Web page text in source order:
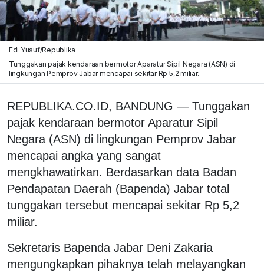
Edi Yusuf/Republika
Tunggakan pajak kendaraan bermotor Aparatur Sipil Negara (ASN) di
lingkungan Pemprov Jabar mencapai sekitar Rp 5,2 miliar.
REPUBLIKA.CO.ID, BANDUNG — Tunggakan
pajak kendaraan bermotor Aparatur Sipil
Negara (ASN) di lingkungan Pemprov Jabar
mencapai angka yang sangat
mengkhawatirkan. Berdasarkan data Badan
Pendapatan Daerah (Bapenda) Jabar total
tunggakan tersebut mencapai sekitar Rp 5,2
miliar.
Sekretaris Bapenda Jabar Deni Zakaria
mengungkapkan pihaknya telah melayangkan